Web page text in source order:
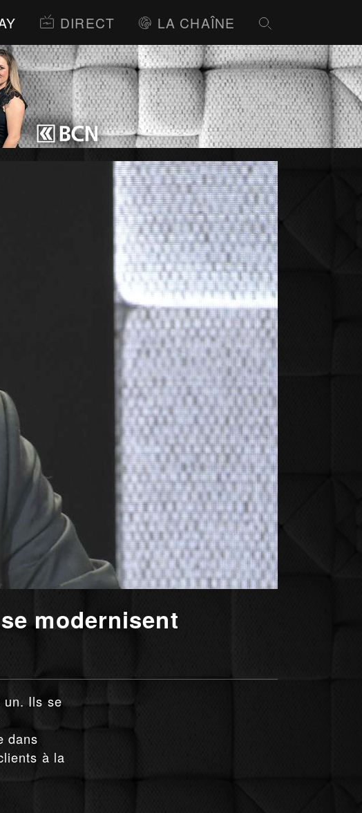
DIRECT LA CHAÎNE
modernisent
un. Ils se
dans
à la